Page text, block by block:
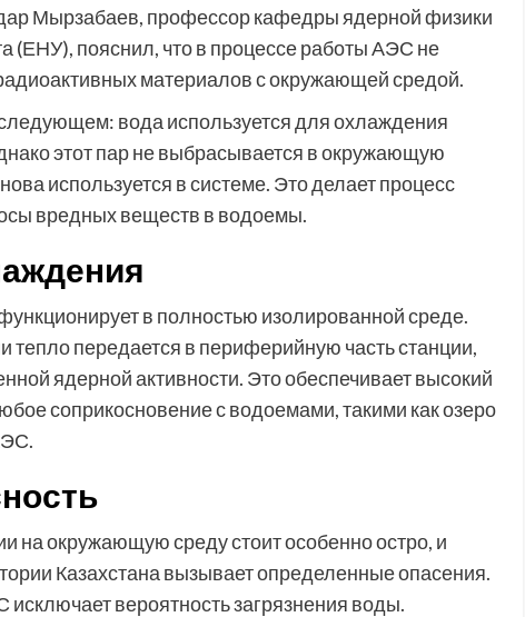
Мырзабаев, профессор кафедры ядерной физики
(ЕНУ), пояснил, что в процессе работы АЭС не
материалов с окружающей средой.
вода используется для охлаждения
этот пар не выбрасывается в окружающую
используется в системе. Это делает процесс
вредных веществ в водоемы.
в полностью изолированной среде.
тепло передается в периферийную часть станции,
ядерной активности. Это обеспечивает высокий
соприкосновение с водоемами, такими как озеро
на окружающую среду стоит особенно остро, и
Казахстана вызывает определенные опасения.
вероятность загрязнения воды.